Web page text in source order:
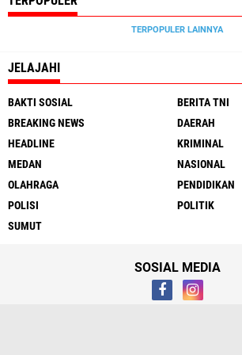
TERPOPULER LAINNYA
JELAJAHI
BAKTI SOSIAL
BERITA TNI
BREAKING NEWS
DAERAH
HEADLINE
KRIMINAL
MEDAN
NASIONAL
OLAHRAGA
PENDIDIKAN
POLISI
POLITIK
SUMUT
SOSIAL MEDIA